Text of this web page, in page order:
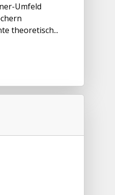
Umfeld
theoretisch...